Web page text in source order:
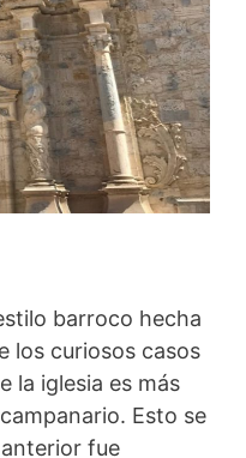
barroco hecha
los curiosos casos
la iglesia es más
Esto se
fue